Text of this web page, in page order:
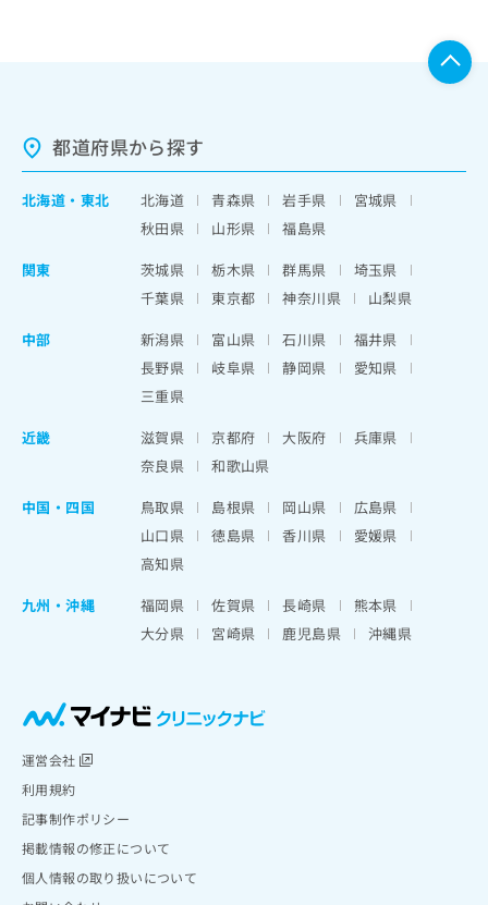
都道府県から探す
北海道 ・ 東北 北海道 青森県 岩手県
宮城県
秋田県
山形県
福島県
関東
茨城県 栃木県 群馬県
埼玉県
千葉県
東京都 神奈川県
山梨県
中部
新潟県 富山県 石川県
福井県
長野県
岐阜県 静岡県
愛知県
三重県
近畿
滋賀県 京都府 大阪府
兵庫県
奈良県
和歌山県
中国・四国
鳥取県 島根県 岡山県
広島県
山口県
徳島県 香川県
愛媛県
高知県
九州・沖縄
福岡県 佐賀県 長崎県
熊本県
大分県
宮崎県 鹿児島県 沖縄県
運営会社
利用規約
記事制作ポリシー
掲載情報の修正について
個人情報の取り扱いについて